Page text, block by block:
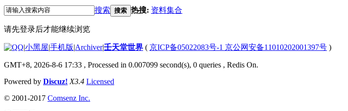
搜索 搜索 热搜: 资料集合
请先登录后才能继续浏览
|小黑屋|手机版|Archiver|壬天堂世界 ( 京ICP备05022083号-1 京公网安备11010202001397号 )
GMT+8, 2026-8-6 17:33 , Processed in 0.007099 second(s), 0 queries , Redis On.
Powered by Discuz! X3.4 Licensed
© 2001-2017 Comsenz Inc.